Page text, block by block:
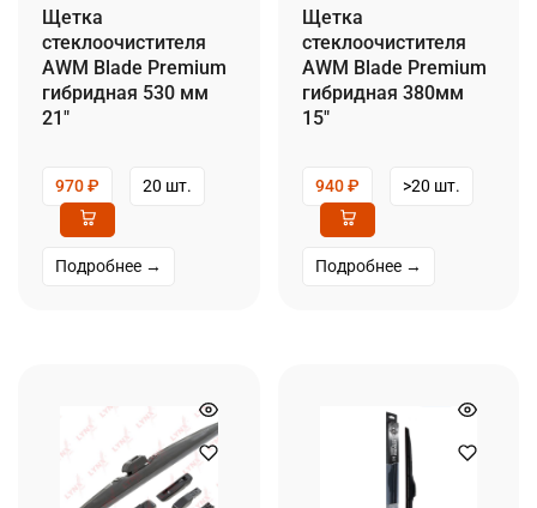
Щетка
стеклоочистителя
AWM Blade Premium
гибридная 530 мм
21″
970₽ 20 шт.
Подробнее →
Щетка
стеклоочистителя
AWM Blade Premium
гибридная 380мм
15″
940₽ >20 шт.
Подробнее →